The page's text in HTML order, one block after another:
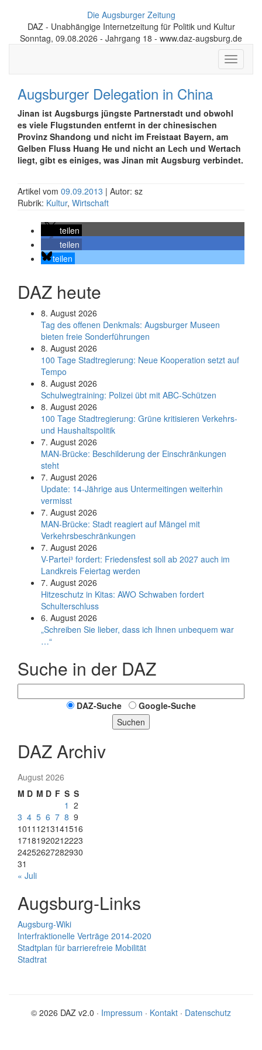
Die Augsburger Zeitung
DAZ - Unabhängige Internetzeitung für Politik und Kultur
Sonntag, 09.08.2026 - Jahrgang 18 - www.daz-augsburg.de
Toggle
Augsburger Delegation in China
Jinan ist Augsburgs jüngste Partnerstadt und obwohl
es viele Flugstunden entfernt in der chinesischen
Provinz Shandong und nicht im Freistaat Bayern, am
Gelben Fluss Huang He und nicht an Lech und Wertach
liegt, gibt es einiges, was Jinan mit Augsburg verbindet.
Artikel vom 09.09.2013 | Autor: sz
Rubrik: Kultur, Wirtschaft
teilen
teilen
teilen
DAZ heute
8. August 2026
Tag des offenen Denkmals: Augsburger Museen
bieten freie Sonderführungen
8. August 2026
100 Tage Stadtregierung: Neue Kooperation setzt auf
Tempo
8. August 2026
Schul­weg­trai­ning: Poli­zei übt mit ABC-Schüt­zen
8. August 2026
100 Tage Stadtregierung: Grüne kritisieren Verkehrs-
und Haushaltspolitik
7. August 2026
MAN-Brücke: Beschilderung der Einschränkungen
steht
7. August 2026
Update: 14-Jährige aus Untermeitingen weiterhin
vermisst
7. August 2026
MAN-Brücke: Stadt reagiert auf Mängel mit
Verkehrsbeschränkungen
7. August 2026
V-Partei­³ fordert: Friedens­fest soll ab 2027 auch im
Land­kreis Feier­tag werden
7. August 2026
Hitzeschutz in Kitas: AWO Schwaben fordert
Schulterschluss
6. August 2026
„Schreiben Sie lieber, dass ich Ihnen unbequem war
…“
Suche in der DAZ
DAZ-Suche
Google-Suche
Suchen
DAZ Archiv
August 2026
M D M D F S S
1 2
3 4 5 6 7 8 9
1011 1213141516
17181920212223
24252627282930
31
« Juli
Augsburg-Links
Augsburg-Wiki
Interfraktionelle Verträge 2014-2020
Stadtplan für barrierefreie Mobilität
Stadtrat
© 2026 DAZ v2.0 · Impressum · Kontakt · Datenschutz